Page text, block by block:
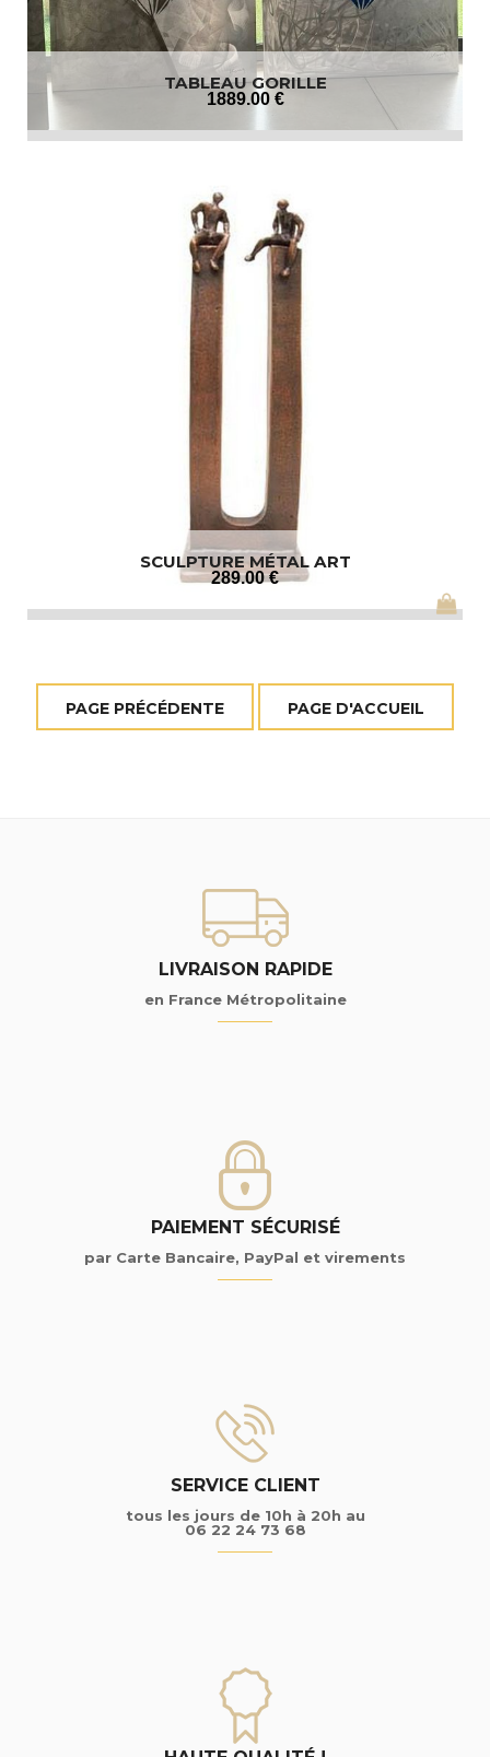
TABLEAU GORILLE
1889.00 €
SCULPTURE MÉTAL ART
289.00 €
LIVRAISON RAPIDE
en France Métropolitaine
PAIEMENT SÉCURISÉ
par Carte Bancaire, PayPal et virements
SERVICE CLIENT
tous les jours de 10h à 20h au
06 22 24 73 68